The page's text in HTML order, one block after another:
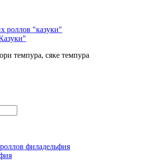
темпура, сяке темпура